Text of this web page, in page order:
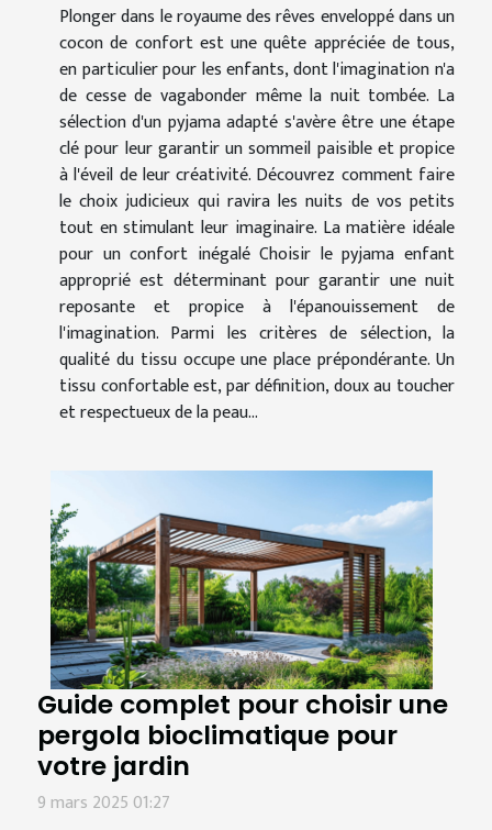
Plonger dans le royaume des rêves enveloppé dans un
cocon de confort est une quête appréciée de tous,
en particulier pour les enfants, dont l'imagination n'a
de cesse de vagabonder même la nuit tombée. La
sélection d'un pyjama adapté s'avère être une étape
clé pour leur garantir un sommeil paisible et propice
à l'éveil de leur créativité. Découvrez comment faire
le choix judicieux qui ravira les nuits de vos petits
tout en stimulant leur imaginaire. La matière idéale
pour un confort inégalé Choisir le pyjama enfant
approprié est déterminant pour garantir une nuit
reposante et propice à l'épanouissement de
l'imagination. Parmi les critères de sélection, la
qualité du tissu occupe une place prépondérante. Un
tissu confortable est, par définition, doux au toucher
et respectueux de la peau...
Guide complet pour choisir une
pergola bioclimatique pour
votre jardin
9 mars 2025 01:27